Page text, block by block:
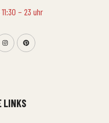
LINKS
11:30 – 23 uhr